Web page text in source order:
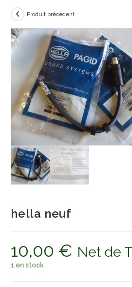
Produit précédent
hella neuf
10,00 € Net de
1 en stock